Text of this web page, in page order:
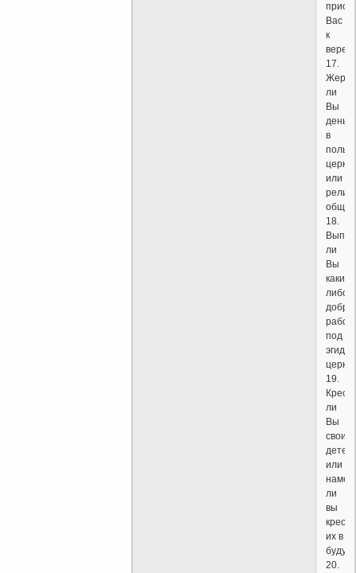
Вас
к
вере?
17.
ли
Вы
деньги
в
пользу
церкви
или
18.
ли
Вы
какие-
либо
под
эгидой
19.
ли
Вы
своих
детей
или
ли
вы
их в
20.